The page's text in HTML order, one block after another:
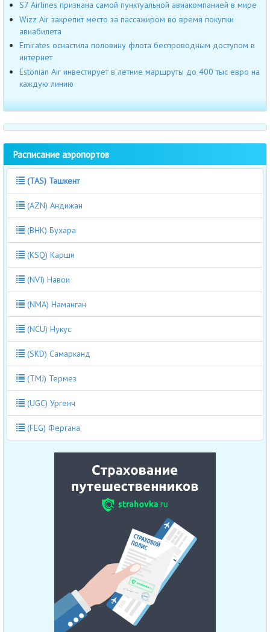
S7 Airlines признана самой пунктуальной авиакомпанией в мире
Wizz Air закрепит место за пассажиром во время покупки
авиабилета
Emirates оснастила половину флота беспроводным доступом в
интернет
Estonian Air инвестирует в летние маршруты до 400 тыс евро на
каждую линию
Расписание аэропортов
(TAS) Ташкент
(AZN) Андижан
(BHK) Бухара
(KSQ) Карши
(NVI) Навои
(NMA) Наманган
(NCU) Нукус
(SKD) Самарканд
(TMJ) Термез
(UGC) Ургенч
(FEG) Фергана